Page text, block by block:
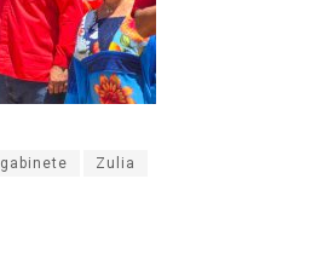
gabinete Zulia